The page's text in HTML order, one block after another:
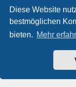
Diese Website
bestmöglichen
bieten. Mehr